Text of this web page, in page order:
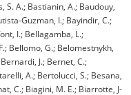
S. A.; Bastianin, A.; Baudouy,
Guzman, I.; Bayindir, C.;
I.; Bellagamba, L.;
Bellomo, G.; Belomestnykh,
J.; Bernet, C.;
A.; Bertolucci, S.; Besana,
C.; Biagini, M. E.; Biarrotte, J-